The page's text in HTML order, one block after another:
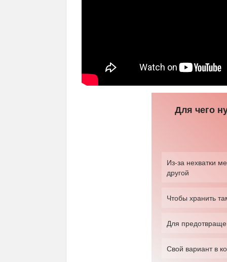
Для чего
Из-за нехватки
другой
Чтобы хранить
Для
Свой вариант в